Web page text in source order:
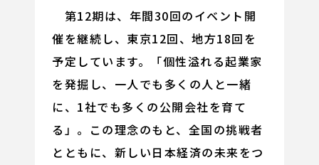
第12期は、年間30回のイベント開
催を継続し、東京12回、地方18回を
予定しています。「個性溢れる起業家
を発掘し、一人でも多くの人と一緒
に、1社でも多くの公開会社を育て
る」。この理念のもと、全国の挑戦者
とともに、新しい日本経済の未来をつ